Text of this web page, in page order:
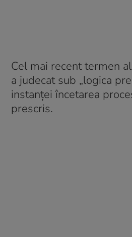
Cel mai recent termen
a judecat sub „logica
instanţei încetarea
prescris.